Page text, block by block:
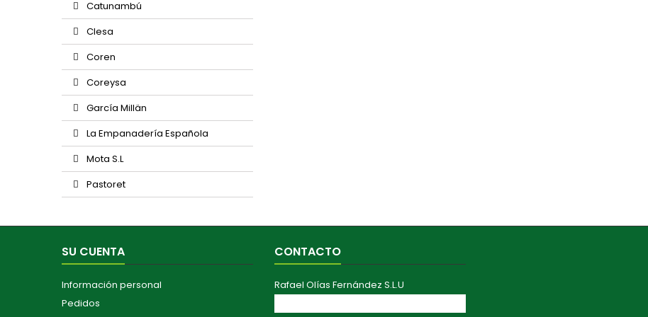
Catunambú
Clesa
Coren
Coreysa
García Millän
La Empanadería Española
Mota S.L
Pastoret
SU CUENTA
Información personal
Pedidos
CONTACTO
Rafael Olías Fernández S.L.U